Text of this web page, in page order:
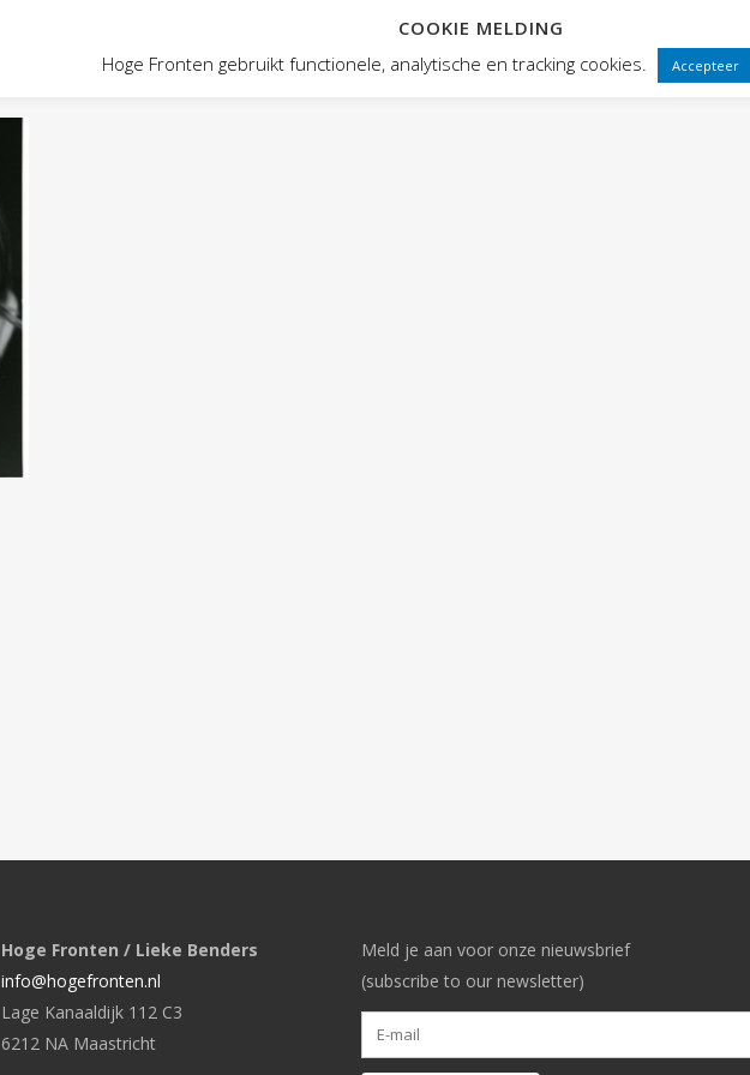
VOORSTELLINGEN PUBLIEKSWERKING
Hoge Fronten / Lieke Benders
info@hogefronten.nl
Lage Kanaaldijk 112 C3
6212 NA Maastricht
Meld je aan voor onze nieuwsbrief
(subscribe to our newsletter)
COOKIE MELDING
Hoge Fronten gebruikt functionele, analytische en tracking cookies.
Accepteer